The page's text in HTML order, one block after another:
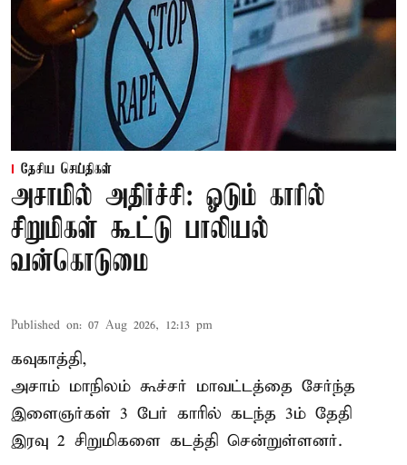
தேசிய செய்திகள்
அசாமில் அதிர்ச்சி: ஓடும் காரில்
சிறுமிகள் கூட்டு பாலியல்
வன்கொடுமை
Published on: 07 Aug 2026, 12:13 pm
கவுகாத்தி,
அசாம் மாநிலம் கூச்சர் மாவட்டத்தை சேர்ந்த
இளைஞர்கள் 3 பேர் காரில் கடந்த 3ம் தேதி
இரவு 2 சிறுமிகளை கடத்தி சென்றுள்ளனர்.